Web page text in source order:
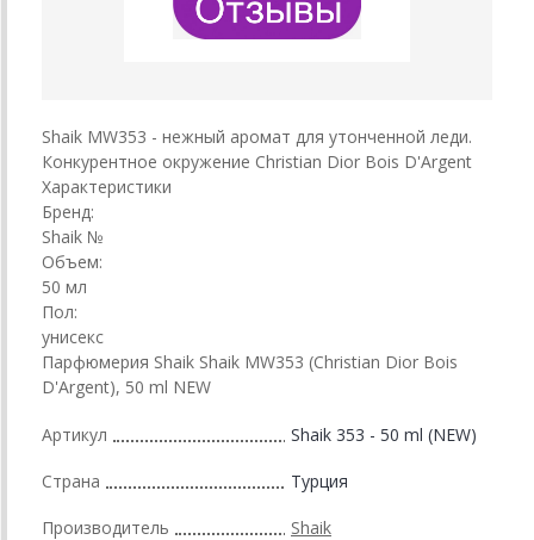
Shaik MW353 - нежный аромат для утонченной леди.
Конкурентное окружение Christian Dior Bois D'Argent
Характеристики
Бренд:
Shaik №
Объем:
50 мл
Пол:
унисекс
Парфюмерия Shaik Shaik MW353 (Christian Dior Bois
D'Argent), 50 ml NEW
Артикул Shaik 353 - 50 ml (NEW)
Страна Турция
Производитель Shaik